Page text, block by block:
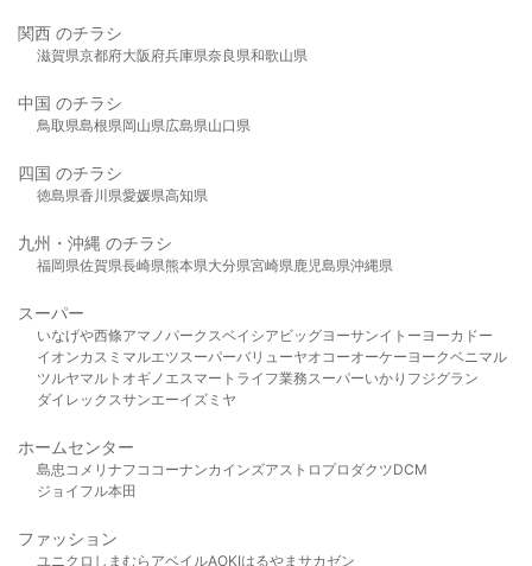
関西 のチラシ
滋賀県京都府大阪府兵庫県奈良県和歌山県
中国 のチラシ
鳥取県島根県岡山県広島県山口県
四国 のチラシ
徳島県香川県愛媛県高知県
九州・沖縄 のチラシ
福岡県佐賀県長崎県熊本県大分県宮崎県鹿児島県沖縄県
スーパー
いなげや西條アマノパークスベイシア ビッグヨーサンイトーヨーカドー
イオンカスミ マルエツスーパーバリューヤオコーオーケー ヨークベニマル
ツルヤマルト オギノ エスマート ライフ業務スーパーいかり フジグラン
ダイレックスサンエーイズミヤ
ホームセンター
島忠 コメリ ナフコ コーナンカインズアストロプロダクツDCM
ジョイフル本田
ファッション
ユニクロ しまむら アベイルAOKIはるやま サカゼン